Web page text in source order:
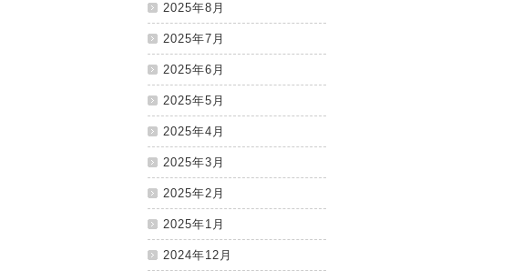
2025年8月
2025年7月
2025年6月
2025年5月
2025年4月
2025年3月
2025年2月
2025年1月
2024年12月